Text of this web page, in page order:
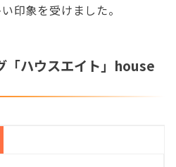
印象を受けました。
「ハウスエイト」house